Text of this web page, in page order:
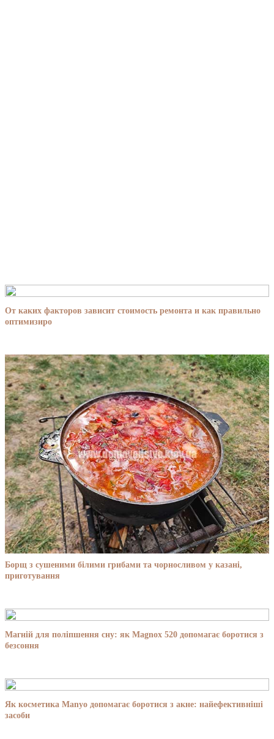
От каких факторов зависит стоимость ремонта и как правильно
оптимизиро
Борщ з сушеними білими грибами та чорносливом у казані,
приготування
Магній для поліпшення сну: як Magnox 520 допомагає боротися з
безсоння
Як косметика Manyo допомагає боротися з акне: найефективніші
засоби